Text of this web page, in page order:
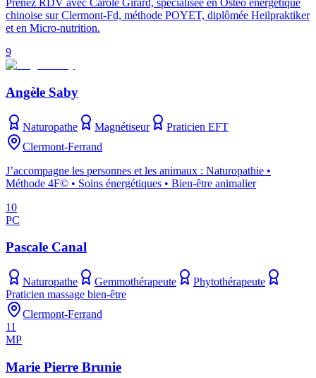
Prenez RDV avec Carole Girard, spécialisée en Ostéo énergétique
chinoise sur Clermont-Fd, méthode POYET, diplômée Heilpraktiker
et en Micro-nutrition.
9
Angèle Saby
Naturopathe Magnétiseur
Praticien EFT
Clermont-Ferrand
J’accompagne les personnes et les animaux : Naturopathie •
Méthode 4F© • Soins énergétiques • Bien-être animalier
10
PC
Pascale Canal
Naturopathe Gemmothérapeute
Phytothérapeute
Praticien massage bien-être
Clermont-Ferrand
11
MP
Marie Pierre Brunie